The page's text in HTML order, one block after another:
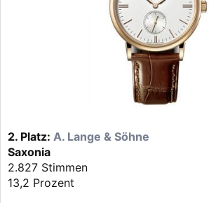
2. Platz: A. Lange & Söhne
Saxonia
2.827 Stimmen
13,2 Prozent